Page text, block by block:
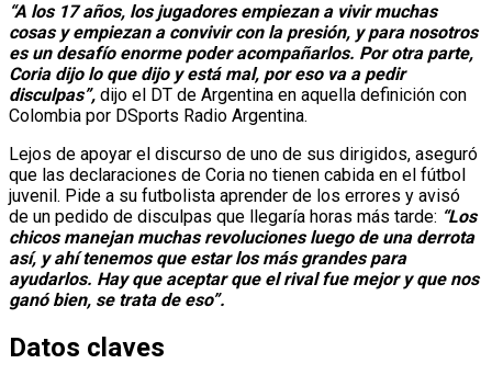
“A los 17 años, los jugadores empiezan a vivir muchas
cosas y empiezan a convivir con la presión, y para nosotros
es un desafío enorme poder acompañarlos. Por otra parte,
Coria dijo lo que dijo y está mal, por eso va a pedir
disculpas”, dijo el DT de Argentina en aquella definición con
Colombia por DSports Radio Argentina.
Lejos de apoyar el discurso de uno de sus dirigidos, aseguró
que las declaraciones de Coria no tienen cabida en el fútbol
juvenil. Pide a su futbolista aprender de los errores y avisó
de un pedido de disculpas que llegaría horas más tarde: “Los
chicos manejan muchas revoluciones luego de una derrota
así, y ahí tenemos que estar los más grandes para
ayudarlos. Hay que aceptar que el rival fue mejor y que nos
ganó bien, se trata de eso”.
Datos claves